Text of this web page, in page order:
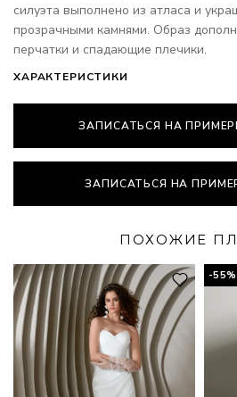
силуэта выполнено из атласа и
прозрачными камнями. Образ
перчатки и спадающие плечики.
ХАРАКТЕРИСТИКИ
ЗАПИСАТЬСЯ НА
ЗАПИСАТЬСЯ НА
ПОХОЖИЕ
-55%